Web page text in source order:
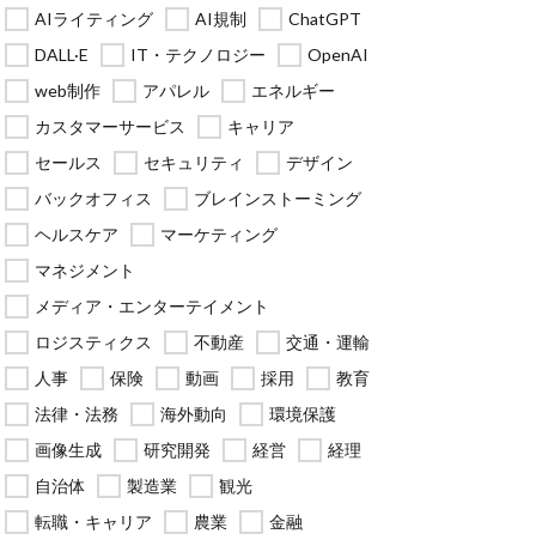
AIライティング
AI規制
ChatGPT
DALL·E
IT・テクノロジー
OpenAI
web制作
アパレル
エネルギー
カスタマーサービス
キャリア
セールス
セキュリティ
デザイン
バックオフィス
ブレインストーミング
ヘルスケア
マーケティング
マネジメント
メディア・エンターテイメント
ロジスティクス
不動産
交通・運輸
人事
保険 動画 採用
教育
法律・法務
海外動向
環境保護
画像生成
研究開発 経営
経理
自治体
製造業
観光
転職・キャリア
農業 金融